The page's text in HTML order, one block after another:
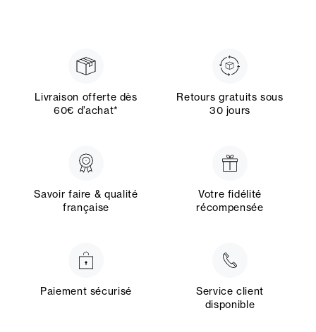
Livraison offerte dès
60€ d’achat*
Retours gratuits sous
30 jours
Savoir faire & qualité
française
Votre fidélité
récompensée
Paiement sécurisé
Service client
disponible